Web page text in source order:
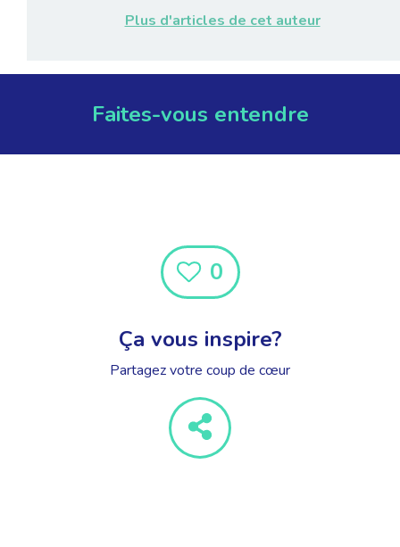
Plus d'articles de cet auteur
Faites-vous entendre
0
Ça vous inspire?
Partagez votre coup de cœur